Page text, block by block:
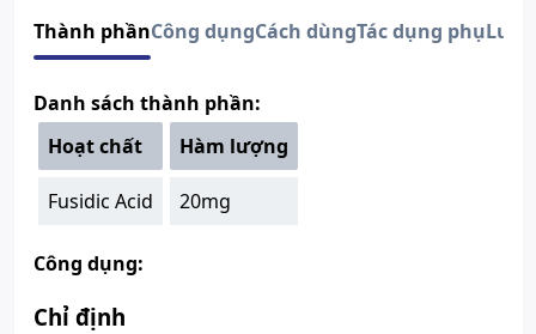
Nhà sản xuất
DHG
Nước sản xuất
hiệu
Việt Nam
Số đăng ký
893110267823
Hướng dẫn tra cứu số đăng ký thuốc được cấp phép
Thành phầnCông dụngCách dùngTác dụng phụLưu
Danh sách thành phần:
Hoạt chất
Hàm lượng
Fusidic Acid 20mg
Công dụng:
Chỉ định